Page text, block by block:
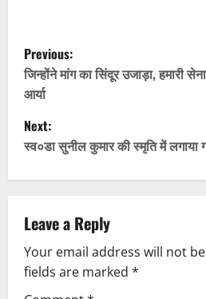
P
o
s
t
n
a
v
i
Previous:
जिन्होंने मांग का सिंदूर उजाड़ा, हमारी
आर्या
Next:
स्व०डा सुनील कुमार की स्मृति में लगाया
Leave a Reply
Your email address will not
fields are marked *